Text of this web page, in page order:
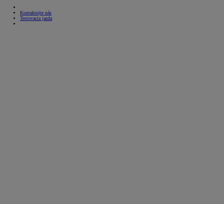
Kontaktujte nás
Testovacia jazda